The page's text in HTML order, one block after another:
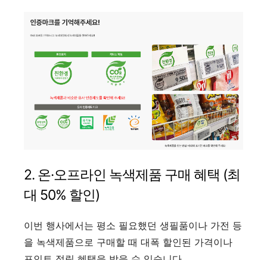
2. 온·오프라인 녹색제품 구매 혜택 (최
대 50% 할인)
이번 행사에서는 평소 필요했던 생필품이나 가전 등
을 녹색제품으로 구매할 때 대폭 할인된 가격이나